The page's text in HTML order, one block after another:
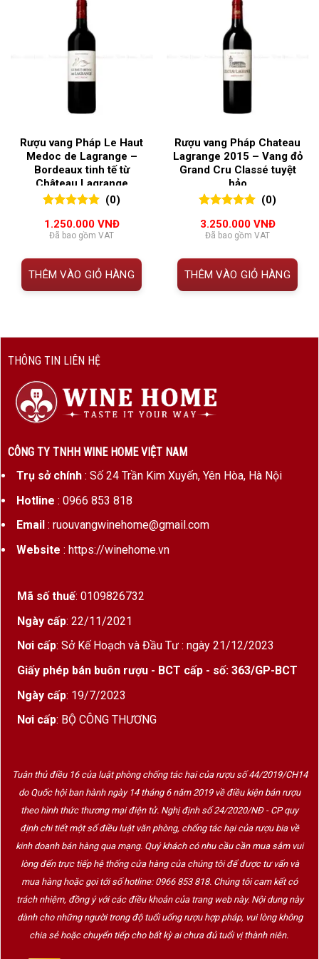
Rượu vang Pháp Le Haut
Medoc de Lagrange –
Bordeaux tinh tế từ
Château Lagrange
đánh giá
(0)
1.250.000 VNĐ
Đã bao gồm VAT
THÊM VÀO GIỎ HÀNG
Rượu vang Pháp Chateau
Lagrange 2015 – Vang đỏ
Grand Cru Classé tuyệt
hảo
đánh giá
(0)
3.250.000 VNĐ
Đã bao gồm VAT
THÊM VÀO GIỎ HÀNG
THÔNG TIN LIÊN HỆ
CÔNG TY TNHH WINE HOME VIỆT NAM
Trụ sở chính: Số 24 Trần Kim Xuyến, Yên Hòa, Hà Nội
Hotline : 0966 853 818
Email : ruouvangwinehome@gmail.com
Website : https://winehome.vn
Mã số thuế: 0109826732
Ngày cấp: 22/11/2021
Nơi cấp: Sở Kế Hoạch và Đầu Tư : ngày 21/12/2023
Giấy phép bán buôn rượu - BCT cấp - số: 363/GP-BCT
Ngày cấp: 19/7/2023
Nơi cấp: BỘ CÔNG THƯƠNG
Tuân thủ điều 16 của luật phòng chống tác hại của rượu số 44/2019/CH14
do Quốc hội ban hành ngày 14 tháng 6 năm 2019 về điều kiện bán rượu
theo hình thức thương mại điện tử. Nghị định số 24/2020/NĐ - CP quy
định chi tiết một số điều luật văn phòng, chống tác hại của rượu bia về
kinh doanh bán hàng qua mạng. Quý khách có nhu cầu cần mua sắm vui
lòng đến trực tiếp hệ thống cửa hàng của chúng tôi để được tư vấn và
mua hàng hoặc gọi tới số hotline: 0966 853 818. Chúng tôi cam kết có
trách nhiệm, đồng ý với các điều khoản của trang web này. Nội dung này
dành cho những người trong độ tuổi uống rượu hợp pháp, vui lòng không
chia sẻ hoặc chuyển tiếp cho bất kỳ ai chưa đủ tuổi vị thành niên.